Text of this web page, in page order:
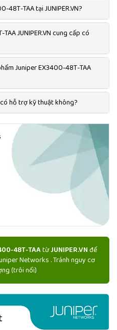
48T-TAA tại JUNIPER.VN?
JUNIPER.VN cung cấp có
Juniper EX3400-48T-TAA
hỗ trợ kỹ thuật không?
48T-TAAtừJUNIPER.VNđể
Networks . Tránh nguy cơ
(trôi nổi)